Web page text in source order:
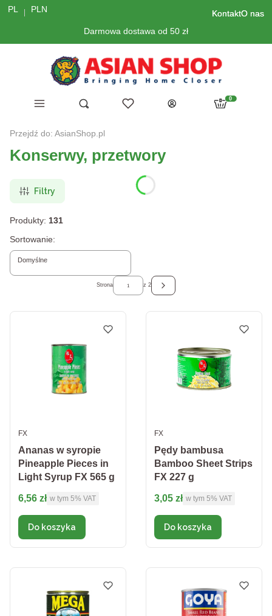
PL PLN KontaktO nas
Darmowa dostawa od 50 zł
Menu Otwórz wyszukiwarkę
Szukaj Ulubione
Zaloguj się Produkty w
Koszyk
Przejdź do: AsianShop.pl
Konserwy, przetwory
Filtry
Produkty: 131
Lista produktów
Sortowanie:
Domyślne
Strona z 2 Następne produkty
Ananas w syropie
Pineapple Pieces in
Light Syrup FX 565 g
PRODUCENT
FX
Cena brutto
6,56 zł w tym %s VAT
w tym 5% VAT
Do koszyka
Pędy bambusa
Bamboo Sheet Strips
FX 227 g
PRODUCENT
FX
Cena brutto
3,05 zł w tym %s VAT
w tym 5% VAT
Do koszyka